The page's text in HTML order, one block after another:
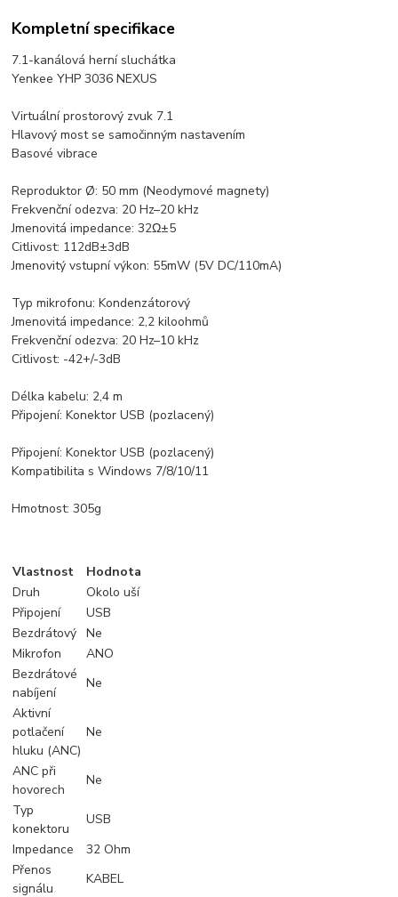
Kompletní specifikace
7.1-kanálová herní sluchátka
Yenkee YHP 3036 NEXUS
Virtuální prostorový zvuk 7.1
Hlavový most se samočinným nastavením
Basové vibrace
Reproduktor Ø: 50 mm (Neodymové magnety)
Frekvenční odezva: 20 Hz–20 kHz
Jmenovitá impedance: 32Ω±5
Citlivost: 112dB±3dB
Jmenovitý vstupní výkon: 55mW (5V DC/110mA)
Typ mikrofonu: Kondenzátorový
Jmenovitá impedance: 2,2 kiloohmů
Frekvenční odezva: 20 Hz–10 kHz
Citlivost: -42+/-3dB
Délka kabelu: 2,4 m
Připojení: Konektor USB (pozlacený)
Připojení: Konektor USB (pozlacený)
Kompatibilita s Windows 7/8/10/11
Hmotnost: 305g
Vlastnost
Hodnota
Druh
Okolo uší
Připojení
USB
Bezdrátový Ne
Mikrofon
ANO
Bezdrátové
nabíjení
Ne
Aktivní
potlačení
hluku (ANC)
Ne
ANC při
hovorech
Ne
Typ
konektoru
USB
Impedance
32 Ohm
Přenos
signálu
KABEL